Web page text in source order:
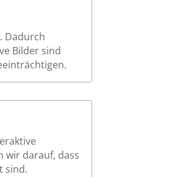
Dadurch
Bilder sind
wir darauf, dass
sind.